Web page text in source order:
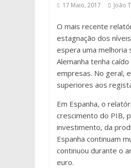
17 Maio, 2017 João
O mais recente
estagnação dos
espera uma melhoria
Alemanha tenha
empresas. No geral,
superiores aos
Em Espanha, o
crescimento do PIB,
investimento, da
Espanha continuam
continuou durante o
euro.